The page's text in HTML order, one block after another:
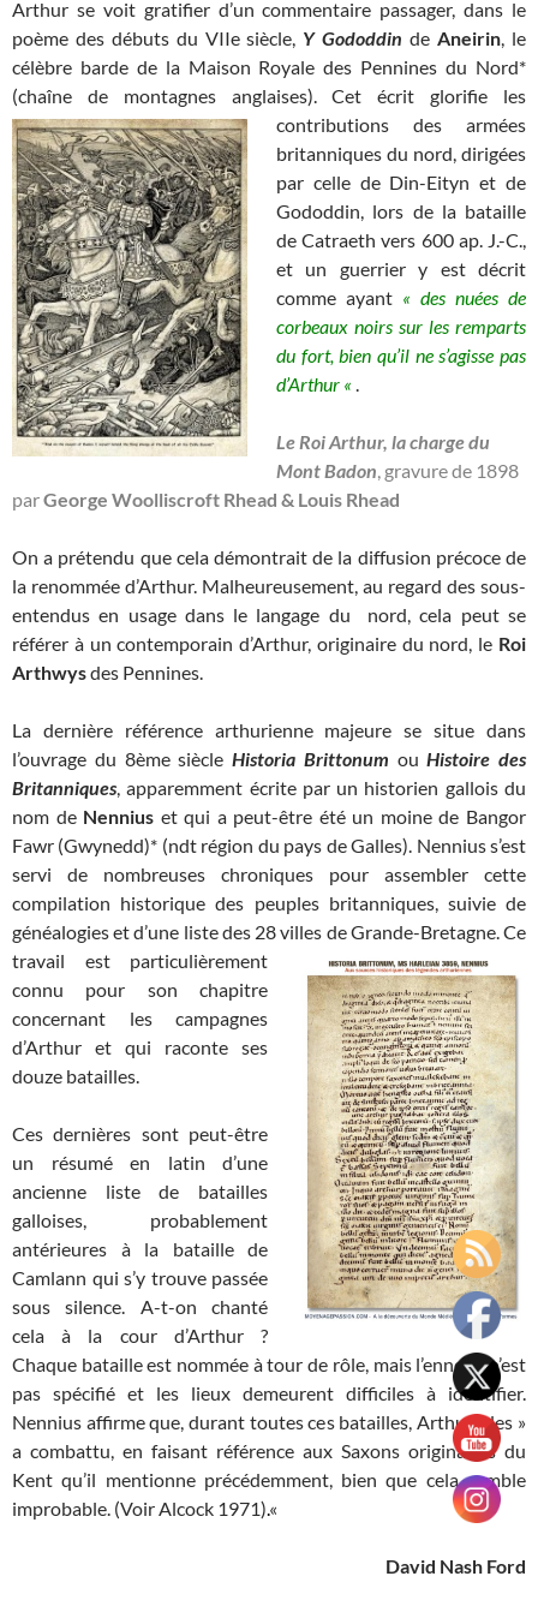
Arthur se voit gratifier d’un commentaire passager, dans le
poème des débuts du VIIe siècle, Y Gododdin deAneirin, le
célèbre barde de la Maison Royale des Pennines du Nord*
(chaîne de montagnes anglaises). Cet écrit glorifie les
contributions des armées
britanniques du nord, dirigées
par celle de Din-Eityn et de
Gododdin, lors de la bataille
de Catraeth vers 600 ap. J.-C.,
et un guerrier y est décrit
comme ayant « des nuées de
corbeaux noirs sur les remparts
du fort, bien qu’il ne s’agisse pas
d’Arthur « .
Le Roi Arthur, la charge du
Mont Badon, gravure de 1898
parGeorge Woolliscroft Rhead & Louis Rhead
On a prétendu que cela démontrait de la diffusion précoce de
la renommée d’Arthur. Malheureusement, au regard des sous-
entendus en usage dans le langage du nord, cela peut se
référer à un contemporain d’Arthur, originaire du nord, le Roi
Arthwysdes Pennines.
La dernière référence arthurienne majeure se situe dans
l’ouvrage du 8ème siècle Historia Brittonum ouHistoire des
Britanniques, apparemment écrite par un historien gallois du
nom de Nennius et qui a peut-être été un moine de Bangor
Fawr (Gwynedd)* (ndt région du pays de Galles). Nennius s’est
servi de nombreuses chroniques pour assembler cette
compilation historique des peuples britanniques, suivie de
généalogies et d’une liste des 28 villes de Grande-Bretagne. Ce
travail est particulièrement
connu pour son chapitre
concernant les campagnes
d’Arthur et qui raconte ses
douze batailles.
Ces dernières sont peut-être
un résumé en latin d’une
ancienne liste de batailles
galloises, probablement
antérieures à la bataille de
Camlann qui s’y trouve passée
sous silence. A-t-on chanté
cela à la cour d’Arthur ?
Chaque bataille est nommée à tour de rôle, mais l’ennemi n’est
pas spécifié et les lieux demeurent difficiles à identifier.
Nennius affirme que, durant toutes ces batailles, Arthur « les »
a combattu, en faisant référence aux Saxons originaires du
Kent qu’il mentionne précédemment, bien que cela semble
improbable. (Voir Alcock 1971).«
David Nash Ford